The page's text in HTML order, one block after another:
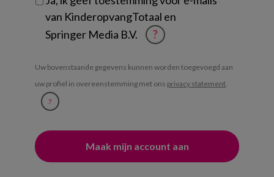
van KinderopvangTotaal en
Springer Media B.V.
?
Uw bovenstaande gegevens kunnen worden toegevoegd aan
uw profiel in overeenstemming met ons privacy statement.
?